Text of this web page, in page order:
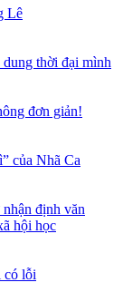
Lê
thời đại mình
đơn giản!
của Nhã Ca
định văn
hội học
có lỗi